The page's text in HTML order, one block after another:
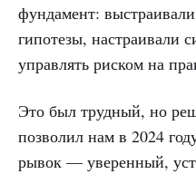
фундамент:
гипотезы, настраивали
управлять риском на
Это был трудный, но
позволил нам в 2024
рывок — уверенный,